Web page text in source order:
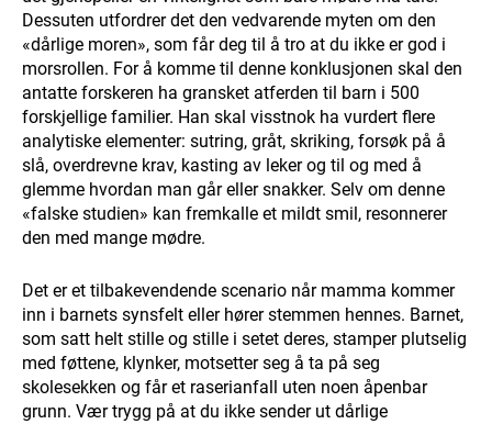
Dessuten utfordrer det den vedvarende myten om den
«dårlige moren», som får deg til å tro at du ikke er god i
morsrollen. For å komme til denne konklusjonen skal den
antatte forskeren ha gransket atferden til barn i 500
forskjellige familier. Han skal visstnok ha vurdert flere
analytiske elementer: sutring, gråt, skriking, forsøk på å
slå, overdrevne krav, kasting av leker og til og med å
glemme hvordan man går eller snakker. Selv om denne
«falske studien» kan fremkalle et mildt smil, resonnerer
den med mange mødre.
Det er et tilbakevendende scenario når mamma kommer
inn i barnets synsfelt eller hører stemmen hennes. Barnet,
som satt helt stille og stille i setet deres, stamper plutselig
med føttene, klynker, motsetter seg å ta på seg
skolesekken og får et raserianfall uten noen åpenbar
grunn. Vær trygg på at du ikke sender ut dårlige